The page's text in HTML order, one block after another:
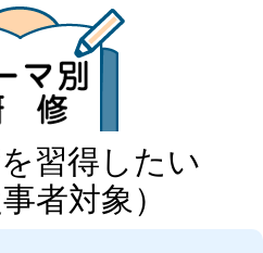
習得したい
者対象）